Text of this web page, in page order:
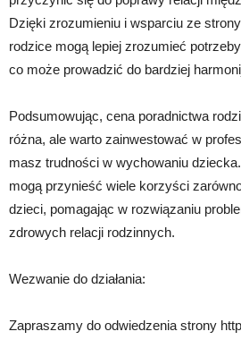
Dzięki zrozumieniu i wsparciu ze
rodzice mogą lepiej zrozumieć
co może prowadzić do bardziej
Podsumowując, cena poradnictwa
różna, ale warto zainwestować w
masz trudności w wychowaniu
mogą przynieść wiele korzyści
dzieci, pomagając w rozwiązaniu
zdrowych relacji rodzinnych.
Wezwanie do działania:
Zapraszamy do odwiedzenia strony